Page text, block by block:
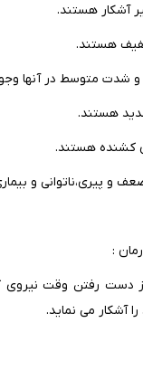
آشکار هستند.
هستند.
و شدت متوسط در آنها
هستند.
کشنده هستند.
و پیری،ناتوانی و
:
دست رفتن وقت نیروی
آشکار می نماید.